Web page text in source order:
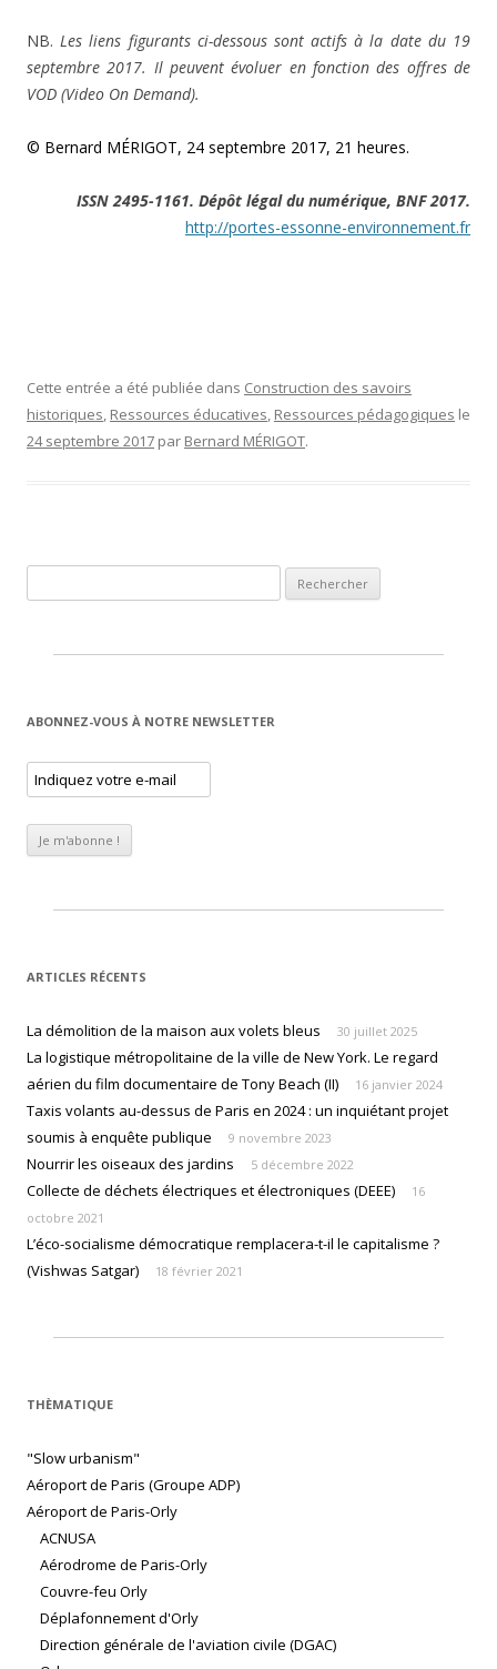
NB.Les liens figurants ci-dessous sont actifs à la date du 19
septembre 2017. Il peuvent évoluer en fonction des offres de
VOD (Video On Demand).
© Bernard MÉRIGOT, 24 septembre 2017, 21 heures.
ISSN 2495-1161. Dépôt légal du numérique, BNF 2017.
http://portes-essonne-environnement.fr
Cette entrée a été publiée dans Construction des savoirs
historiques, Ressources éducatives, Ressources pédagogiques le
24 septembre 2017 par Bernard MÉRIGOT.
ABONNEZ-VOUS À NOTRE NEWSLETTER
ARTICLES RÉCENTS
La démolition de la maison aux volets bleus 30 juillet 2025
La logistique métropolitaine de la ville de New York. Le regard
aérien du film documentaire de Tony Beach (II)
16 janvier 2024
Taxis volants au-dessus de Paris en 2024 : un inquiétant projet
soumis à enquête publique
9 novembre 2023
Nourrir les oiseaux des jardins 5 décembre 2022
Collecte de déchets électriques et électroniques (DEEE)
16
octobre 2021
L’éco-socialisme démocratique remplacera-t-il le capitalisme ?
(Vishwas Satgar)
18 février 2021
THÈMATIQUE
"Slow urbanism"
Aéroport de Paris (Groupe ADP)
Aéroport de Paris-Orly
ACNUSA
Aérodrome de Paris-Orly
Couvre-feu Orly
Déplafonnement d'Orly
Direction générale de l'aviation civile (DGAC)